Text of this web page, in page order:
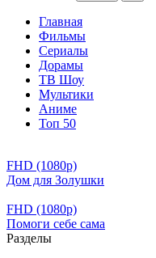
Главная
Фильмы
Сериалы
Дорамы
ТВ Шоу
Мультики
Аниме
Топ 50
FHD (1080p)
Дом для Золушки
FHD (1080p)
Помоги себе сама
Разделы